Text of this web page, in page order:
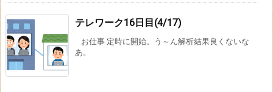
テレワーク16日目(4/17)
お仕事 定時に開始。う～ん解析結果良くないな
あ。